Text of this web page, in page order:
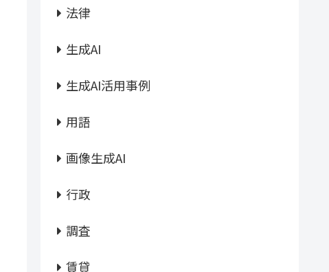
法律
生成AI
生成AI活用事例
用語
画像生成AI
行政
調査
賃貸